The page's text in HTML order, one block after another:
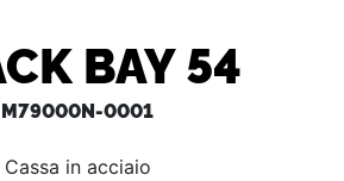
BAY 54
M79000N-0001
Cassa in acciaio